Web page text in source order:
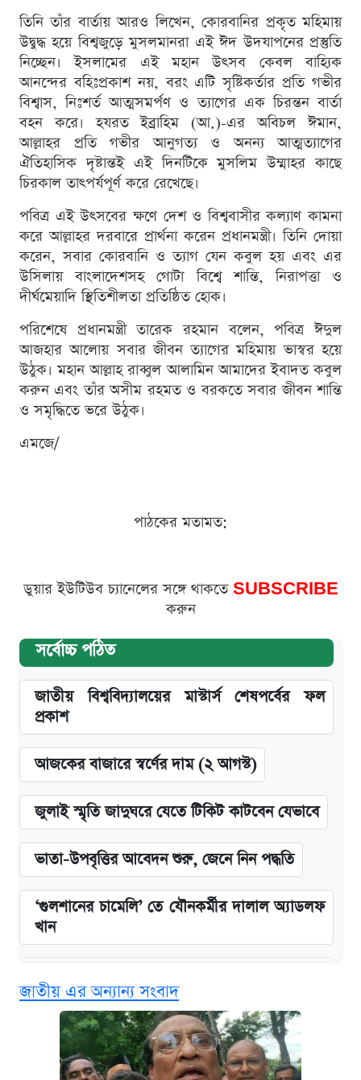
তিনি তাঁর বার্তায় আরও লিখেন, কোরবানির প্রকৃত মহিমায়
উদ্বুদ্ধ হয়ে বিশ্বজুড়ে মুসলমানরা এই ঈদ উদযাপনের প্রস্তুতি
নিচ্ছেন। ইসলামের এই মহান উৎসব কেবল বাহ্যিক
আনন্দের বহিঃপ্রকাশ নয়, বরং এটি সৃষ্টিকর্তার প্রতি গভীর
বিশ্বাস, নিঃশর্ত আত্মসমর্পণ ও ত্যাগের এক চিরন্তন বার্তা
বহন করে। হযরত ইব্রাহিম (আ.)-এর অবিচল ঈমান,
আল্লাহর প্রতি গভীর আনুগত্য ও অনন্য আত্মত্যাগের
ঐতিহাসিক দৃষ্টান্তই এই দিনটিকে মুসলিম উম্মাহর কাছে
চিরকাল তাৎপর্যপূর্ণ করে রেখেছে।
পবিত্র এই উৎসবের ক্ষণে দেশ ও বিশ্ববাসীর কল্যাণ কামনা
করে আল্লাহর দরবারে প্রার্থনা করেন প্রধানমন্ত্রী। তিনি দোয়া
করেন, সবার কোরবানি ও ত্যাগ যেন কবুল হয় এবং এর
উসিলায় বাংলাদেশসহ গোটা বিশ্বে শান্তি, নিরাপত্তা ও
দীর্ঘমেয়াদি স্থিতিশীলতা প্রতিষ্ঠিত হোক।
পরিশেষে প্রধানমন্ত্রী তারেক রহমান বলেন, পবিত্র ঈদুল
আজহার আলোয় সবার জীবন ত্যাগের মহিমায় ভাস্বর হয়ে
উঠুক। মহান আল্লাহ রাব্বুল আলামিন আমাদের ইবাদত কবুল
করুন এবং তাঁর অসীম রহমত ও বরকতে সবার জীবন শান্তি
ও সমৃদ্ধিতে ভরে উঠুক।
এমজে/
পাঠকের মতামত:
ডুয়ার ইউটিউব চ্যানেলের সঙ্গে থাকতে SUBSCRIBE
করুন
সর্বোচ্চ পঠিত
জাতীয় বিশ্ববিদ্যালয়ের মাস্টার্স শেষপর্বের ফল
প্রকাশ
আজকের বাজারে স্বর্ণের দাম (২ আগস্ট)
জুলাই স্মৃতি জাদুঘরে যেতে টিকিট কাটবেন যেভাবে
ভাতা-উপবৃত্তির আবেদন শুরু, জেনে নিন পদ্ধতি
‘গুলশানের চামেলি’ তে যৌনকর্মীর দালাল অ্যাডলফ
খান
দাম ও ফিচার
কবে শুরু হচ্ছে ঢাবির ভর্তি আবেদন, জানাল কর্তৃপক্ষ
জাতীয় এর অন্যান্য সংবাদ